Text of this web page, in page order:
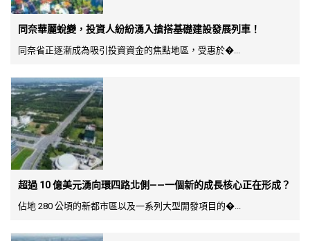
同奈華麗蛻變，投資人紛紛湧入搶搭基礎建設發展列車！
同奈省正逐漸成為吸引投資資金的焦點地區，受惠於�...
超過 10 億美元湧向環四路北側——一個新的成長核心正在形成？
佔地 280 公頃的新都市區以及一系列大型開發項目的�...